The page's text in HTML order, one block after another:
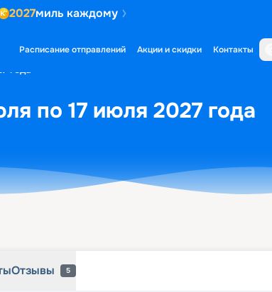
2027миль каждому
Расписание отправлений Акции и скидки Контакты
года
по 17 июля 2027 года
Отзывы 5